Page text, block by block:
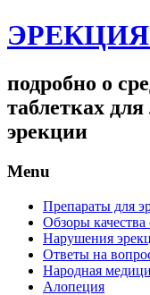
подробно о
таблетках
эрекции
Menu
Препараты для
Обзоры качества
Нарушения
Ответы на
Народная
Алопеция